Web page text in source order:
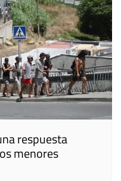
respuesta
menores